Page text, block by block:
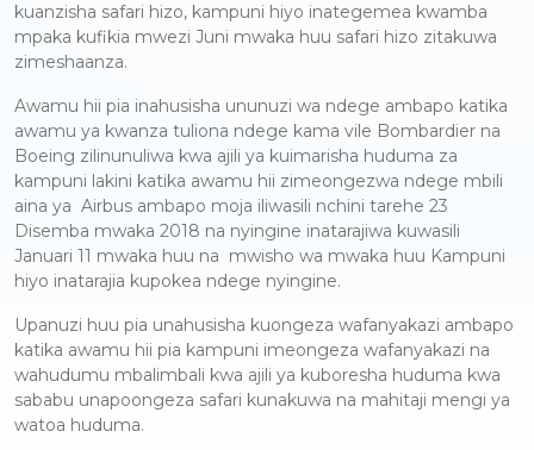
kuanzisha safari hizo, kampuni hiyo inategemea kwamba
mpaka kufikia mwezi Juni mwaka huu safari hizo zitakuwa
zimeshaanza.
Awamu hii pia inahusisha ununuzi wa ndege ambapo katika
awamu ya kwanza tuliona ndege kama vile Bombardier na
Boeing zilinunuliwa kwa ajili ya kuimarisha huduma za
kampuni lakini katika awamu hii zimeongezwa ndege mbili
aina ya Airbus ambapo moja iliwasili nchini tarehe 23
Disemba mwaka 2018 na nyingine inatarajiwa kuwasili
Januari 11 mwaka huu na mwisho wa mwaka huu Kampuni
hiyo inatarajia kupokea ndege nyingine.
Upanuzi huu pia unahusisha kuongeza wafanyakazi ambapo
katika awamu hii pia kampuni imeongeza wafanyakazi na
wahudumu mbalimbali kwa ajili ya kuboresha huduma kwa
sababu unapoongeza safari kunakuwa na mahitaji mengi ya
watoa huduma.